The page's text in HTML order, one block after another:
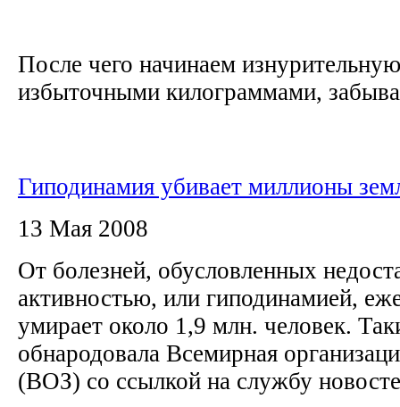
После чего начинаем
избыточными килограммами,
Гиподинамия убивает миллионы
13 Мая 2008
От болезней, обусловленных
активностью, или гиподинамией,
умирает около 1,9 млн. человек.
обнародовала Всемирная
(ВОЗ) со ссылкой на службу